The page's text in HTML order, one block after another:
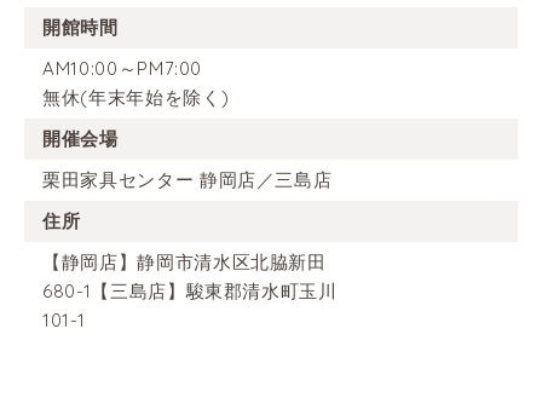
開館時間
AM10:00～PM7:00
無休(年末年始を除く)
開催会場
栗田家具センター 静岡店／三島店
住所
【静岡店】静岡市清水区北脇新田
680-1【三島店】駿東郡清水町玉川
101-1